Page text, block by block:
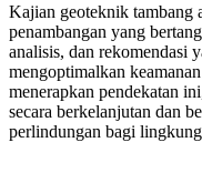
Kajian geoteknik tambang
penambangan yang
analisis, dan rekomendasi
mengoptimalkan
menerapkan pendekatan
secara berkelanjutan dan
perlindungan bagi